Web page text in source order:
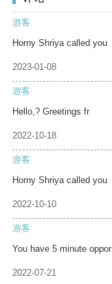
游客
Horny Shriya called you
2023-01-08
游客
Hello,? Greetings fr
2022-10-18
游客
Horny Shriya called you
2022-10-10
游客
You have 5 minute oppor
2022-07-21